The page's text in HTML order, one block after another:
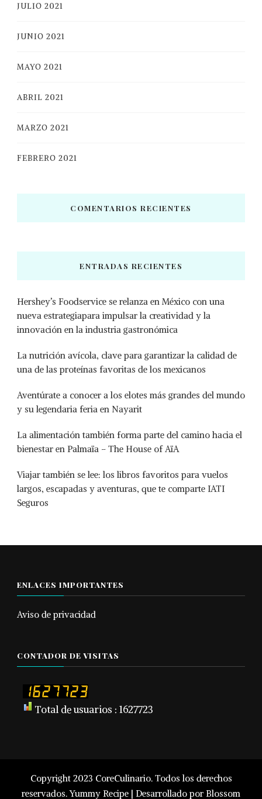
JULIO 2021
JUNIO 2021
MAYO 2021
ABRIL 2021
MARZO 2021
FEBRERO 2021
COMENTARIOS RECIENTES
ENTRADAS RECIENTES
Hershey’s Foodservice se relanza en México con una
nueva estrategiapara impulsar la creatividad y la
innovación en la industria gastronómica
La nutrición avícola, clave para garantizar la calidad de
una de las proteínas favoritas de los mexicanos
Aventúrate a conocer a los elotes más grandes del mundo
y su legendaria feria en Nayarit
La alimentación también forma parte del camino hacia el
bienestar en Palmaïa – The House of AïA
Viajar también se lee: los libros favoritos para vuelos
largos, escapadas y aventuras, que te comparte IATI
Seguros
ENLACES IMPORTANTES
Aviso de privacidad
CONTADOR DE VISITAS
Total de usuarios : 1627723
Copyright 2023 CoreCulinario. Todos los derechos
reservados.Yummy Recipe | Desarrollado por Blossom